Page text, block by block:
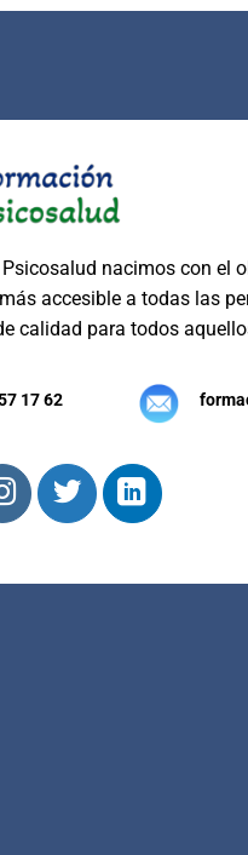
nacimos con el
accesible a todas las
calidad para todos
17 62